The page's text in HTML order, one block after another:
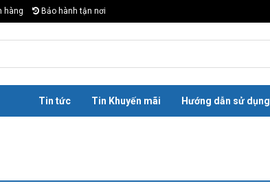
hàng Bảo hành tận nơi
Tin tức Tin Khuyến mãi Hướng dẫn sử dụng